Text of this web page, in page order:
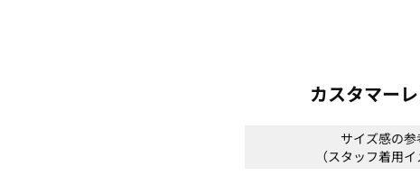
カスタマー
サイズ感の参
（スタッフ着用イ